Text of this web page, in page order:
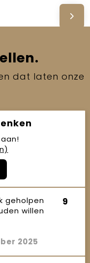
dat laten onze
geholpen
willen
9
2025